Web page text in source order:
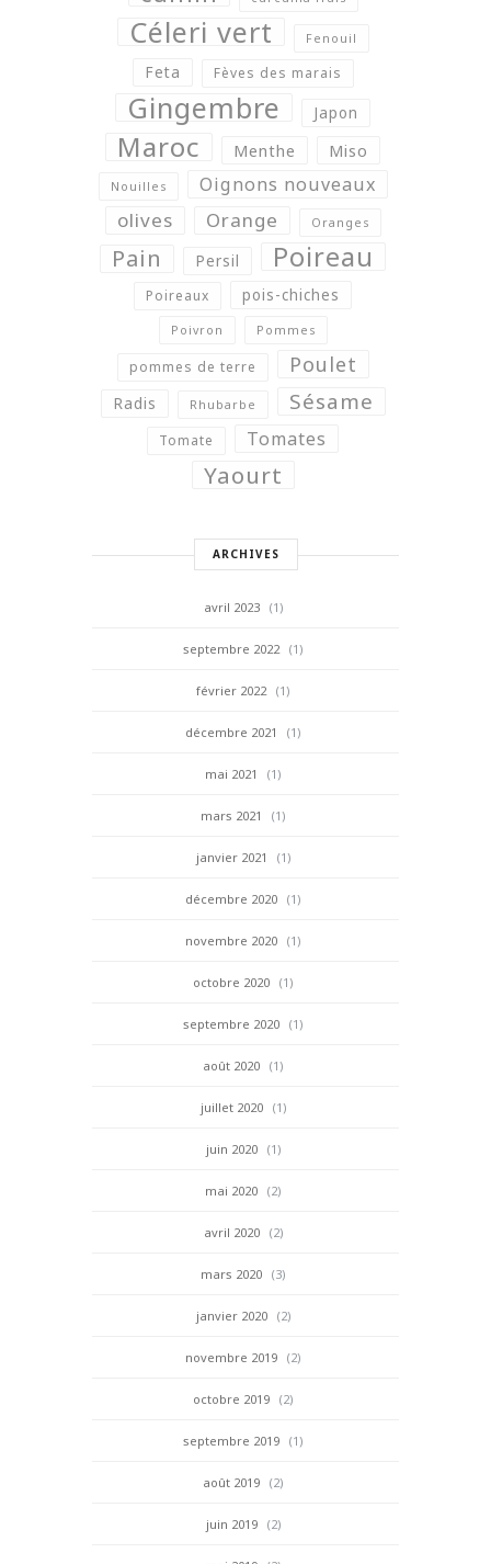
Céleri vert Fenouil
Feta Fèves des marais
Gingembre Japon
Maroc Menthe Miso
Nouilles Oignons nouveaux
olives Orange Oranges
Pain Persil Poireau
Poireaux pois-chiches
Poivron Pommes
pommes de terre Poulet
Radis Rhubarbe Sésame
Tomate Tomates
Yaourt
ARCHIVES
avril 2023 (1)
septembre 2022 (1)
février 2022 (1)
décembre 2021 (1)
mai 2021 (1)
mars 2021 (1)
janvier 2021 (1)
décembre 2020 (1)
novembre 2020 (1)
octobre 2020 (1)
septembre 2020 (1)
août 2020 (1)
juillet 2020 (1)
juin 2020 (1)
mai 2020 (2)
avril 2020 (2)
mars 2020 (3)
janvier 2020 (2)
novembre 2019 (2)
octobre 2019 (2)
septembre 2019 (1)
août 2019 (2)
juin 2019 (2)